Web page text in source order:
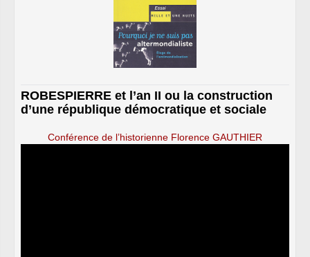
ROBESPIERRE et l’an II ou la construction
d’une république démocratique et sociale
Conférence de l’historienne Florence GAUTHIER